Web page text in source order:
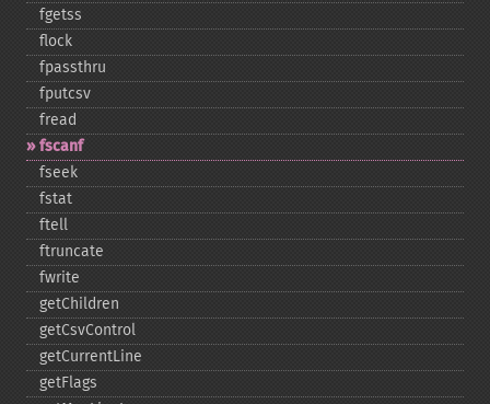
fgetss
flock
fpassthru
fputcsv
fread
fscanf
fseek
fstat
ftell
ftruncate
fwrite
getChildren
getCsvControl
getCurrentLine
getFlags